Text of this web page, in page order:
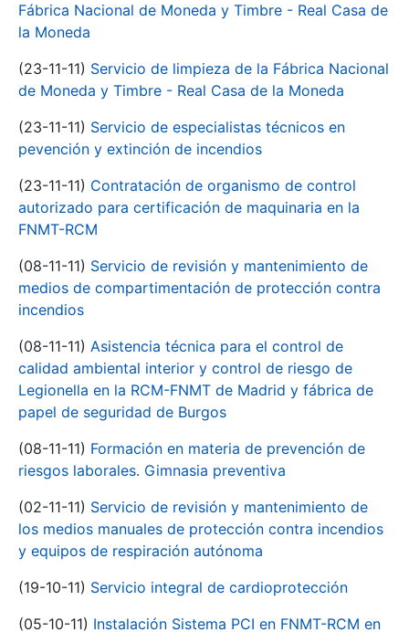
Fábrica Nacional de Moneda y Timbre - Real Casa de
la Moneda
(23-11-11) Servicio de limpieza de la Fábrica Nacional
de Moneda y Timbre - Real Casa de la Moneda
(23-11-11) Servicio de especialistas técnicos en
pevención y extinción de incendios
(23-11-11) Contratación de organismo de control
autorizado para certificación de maquinaria en la
FNMT-RCM
(08-11-11) Servicio de revisión y mantenimiento de
medios de compartimentación de protección contra
incendios
(08-11-11) Asistencia técnica para el control de
calidad ambiental interior y control de riesgo de
Legionella en la RCM-FNMT de Madrid y fábrica de
papel de seguridad de Burgos
(08-11-11) Formación en materia de prevención de
riesgos laborales. Gimnasia preventiva
(02-11-11) Servicio de revisión y mantenimiento de
los medios manuales de protección contra incendios
y equipos de respiración autónoma
(19-10-11) Servicio integral de cardioprotección
(05-10-11) Instalación Sistema PCI en FNMT-RCM en